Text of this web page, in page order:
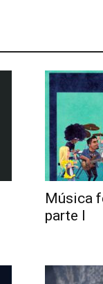
Música
parte I